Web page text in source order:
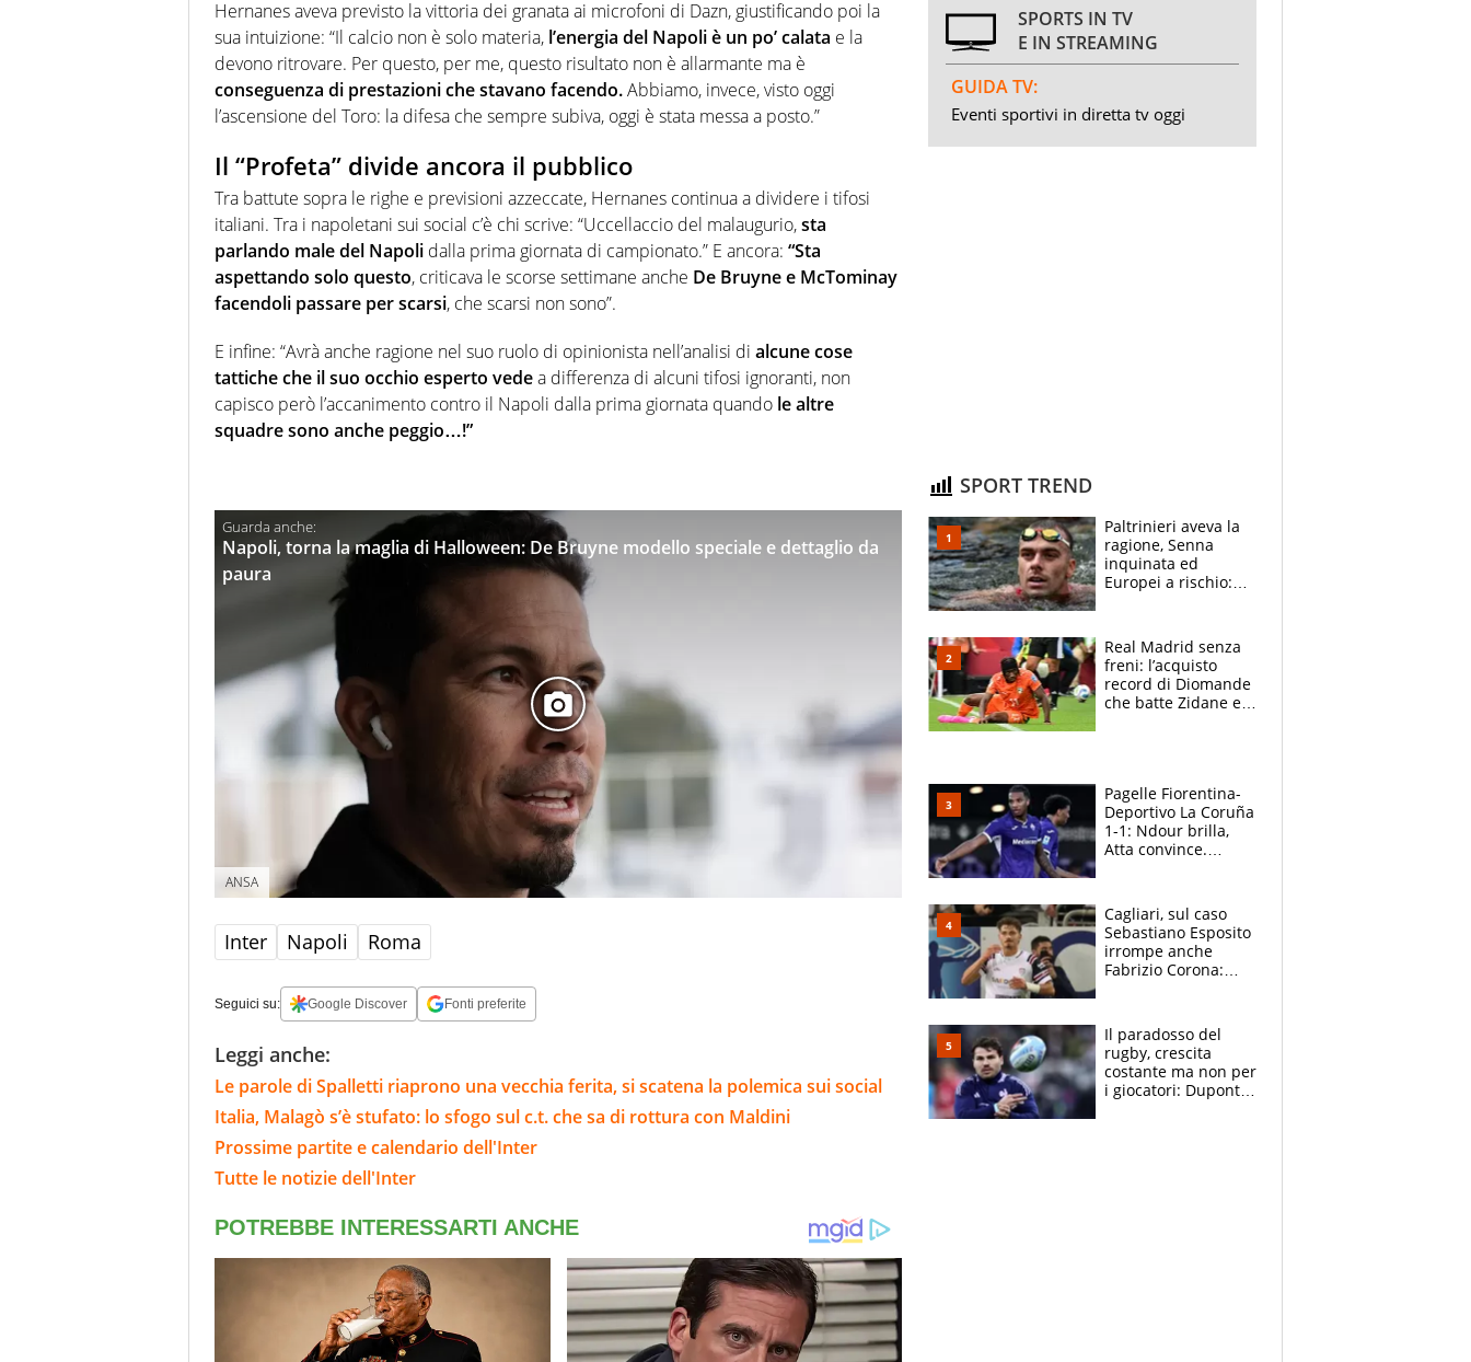
Hernanes aveva previsto la vittoria dei granata ai microfoni di Dazn, giustificando poi la
sua intuizione: “Il calcio non è solo materia, l’energia del Napoli è un po’ calata e la
devono ritrovare. Per questo, per me, questo risultato non è allarmante ma è
conseguenza di prestazioni che stavano facendo.Abbiamo, invece, visto oggi
l’ascensione del Toro: la difesa che sempre subiva, oggi è stata messa a posto.”
Il “Profeta” divide ancora il pubblico
Tra battute sopra le righe e previsioni azzeccate, Hernanes continua a dividere i tifosi
italiani. Tra i napoletani sui social c’è chi scrive: “Uccellaccio del malaugurio,sta
parlando male del Napoli dalla prima giornata di campionato.” E ancora: “Sta
aspettando solo questo, criticava le scorse settimane anche De Bruyne e McTominay
facendoli passare per scarsi, che scarsi non sono”.
E infine: “Avrà anche ragione nel suo ruolo di opinionista nell’analisi di alcune cose
tattiche che il suo occhio esperto vedea differenza di alcuni tifosi ignoranti, non
capisco però l’accanimento contro il Napoli dalla prima giornata quando le altre
squadre sono anche peggio…!”
Napoli, torna la maglia di Halloween: De Bruyne modello speciale e dettaglio da
paura
ANSA
Inter Napoli Roma
Seguici su: Google Discover Fonti preferite
Leggi anche:
Le parole di Spalletti riaprono una vecchia ferita, si scatena la polemica sui social
Italia, Malagò s’è stufato: lo sfogo sul c.t. che sa di rottura con Maldini
Prossime partite e calendario dell'Inter
Tutte le notizie dell'Inter
SPORTS IN TV
E IN STREAMING
GUIDA TV:
Eventi sportivi in diretta tv oggi
SPORT TREND
Paltrinieri aveva la
ragione, Senna
inquinata ed
Europei a rischio:
adesso
Real Madrid senza
freni: l’acquisto
record di Diomande
che batte Zidane e
Pagelle Fiorentina-
Deportivo La Coruña
1-1: Ndour brilla,
Atta convince.
Cagliari, sul caso
Sebastiano Esposito
irrompe anche
Fabrizio Corona:
prove”
Il paradosso del
rugby, crescita
costante ma non per
i giocatori: Dupont